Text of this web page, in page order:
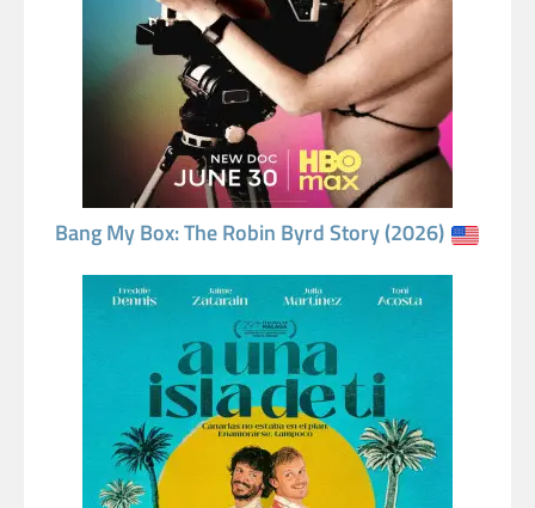
Bang My Box: The Robin Byrd Story (2026)